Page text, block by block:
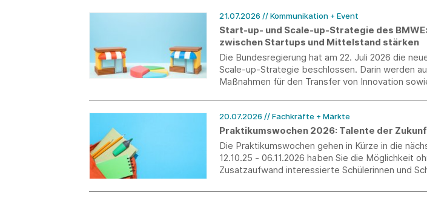
21.07.2026 // Kommunikation + Event
Start-up- und Scale-up-Strategie des
zwischen Startups und Mittelstand stärken
Die Bundesregierung hat am 22. Juli 2026 die
Scale-up-Strategie beschlossen. Darin werden
Maßnahmen für den Transfer von Innovation
20.07.2026 // Fachkräfte + Märkte
Praktikumswochen 2026: Talente der
Die Praktikumswochen gehen in Kürze in die
12.10.25 - 06.11.2026 haben Sie die Möglichkeit
Zusatzaufwand interessierte Schülerinnen und
und verzahnen Sie die Berufswelt mit der